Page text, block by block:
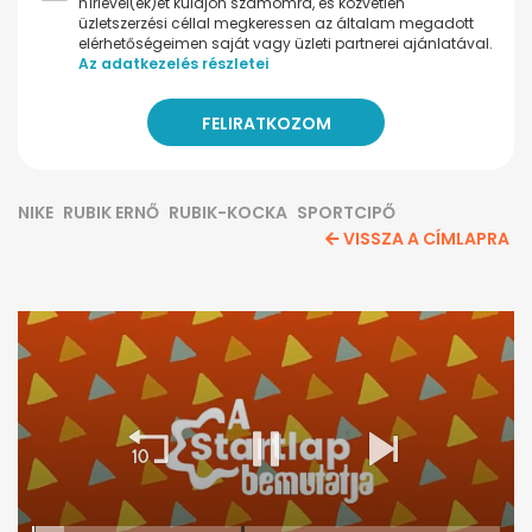
üzletszerzési céllal megkeressen az általam megadott
elérhetőségeimen saját vagy üzleti partnerei ajánlatával.
Az adatkezelés részletei
NIKE RUBIK ERNŐ RUBIK-KOCKA SPORTCIPŐ
VISSZA A CÍMLAPRA